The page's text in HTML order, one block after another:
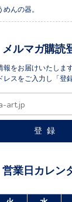
めんの器。
メルマガ購読
をお届けいたします
レスをご入力し「登
営業日カレン
火 水